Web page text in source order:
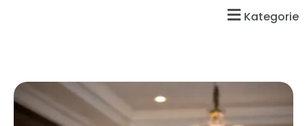
Kategorie